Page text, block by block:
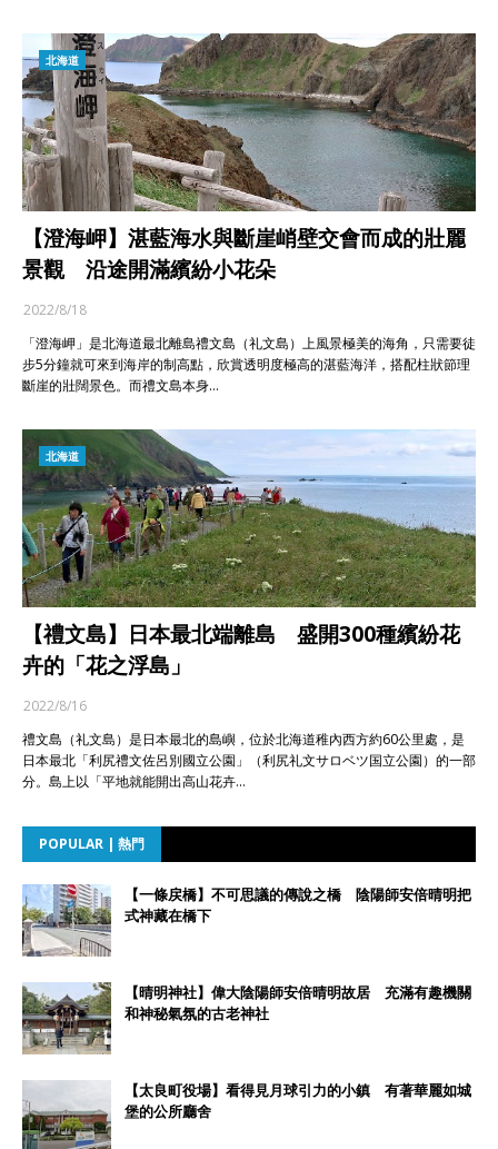
北海道
【澄海岬】湛藍海水與斷崖峭壁交會而成的壯麗
景觀 沿途開滿繽紛小花朵
2022/8/18
「澄海岬」是北海道最北離島禮文島（礼文島）上風景極美的海角，只需要徒
步5分鐘就可來到海岸的制高點，欣賞透明度極高的湛藍海洋，搭配柱狀節理
斷崖的壯闊景色。而禮文島本身…
北海道
【禮文島】日本最北端離島 盛開300種繽紛花
卉的「花之浮島」
2022/8/16
禮文島（礼文島）是日本最北的島嶼，位於北海道稚內西方約60公里處，是
日本最北「利尻禮文佐呂別國立公園」（利尻礼文サロベツ国立公園）的一部
分。島上以「平地就能開出高山花卉…
POPULAR | 熱門
【一條戻橋】不可思議的傳說之橋 陰陽師安倍晴明把
式神藏在橋下
【晴明神社】偉大陰陽師安倍晴明故居 充滿有趣機關
和神秘氣氛的古老神社
【太良町役場】看得見月球引力的小鎮 有著華麗如城
堡的公所廳舍